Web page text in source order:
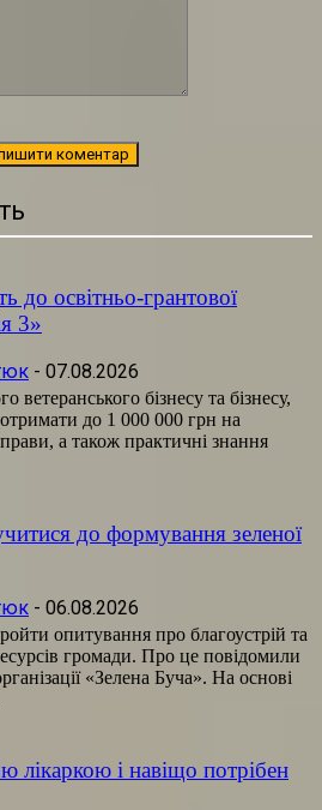
до освітньо-грантової
3»
- 07.08.2026
ветеранського бізнесу та бізнесу,
до 1 000 000 грн на
а також практичні знання
до формування зеленої
- 06.08.2026
опитування про благоустрій та
громади. Про це повідомили
«Зелена Буча». На основі
лікаркою і навіщо потрібен